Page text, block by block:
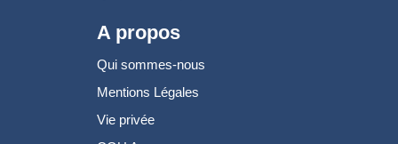
A propos
Qui sommes-nous
Mentions Légales
Vie privée